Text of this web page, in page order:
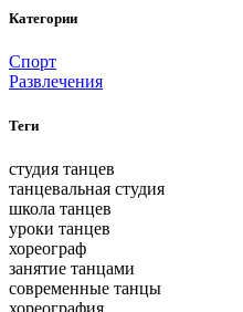
Категории
Спорт
Развлечения
Теги
студия танцев
танцевальная студия
школа танцев
уроки танцев
хореограф
занятие танцами
современные танцы
хореография